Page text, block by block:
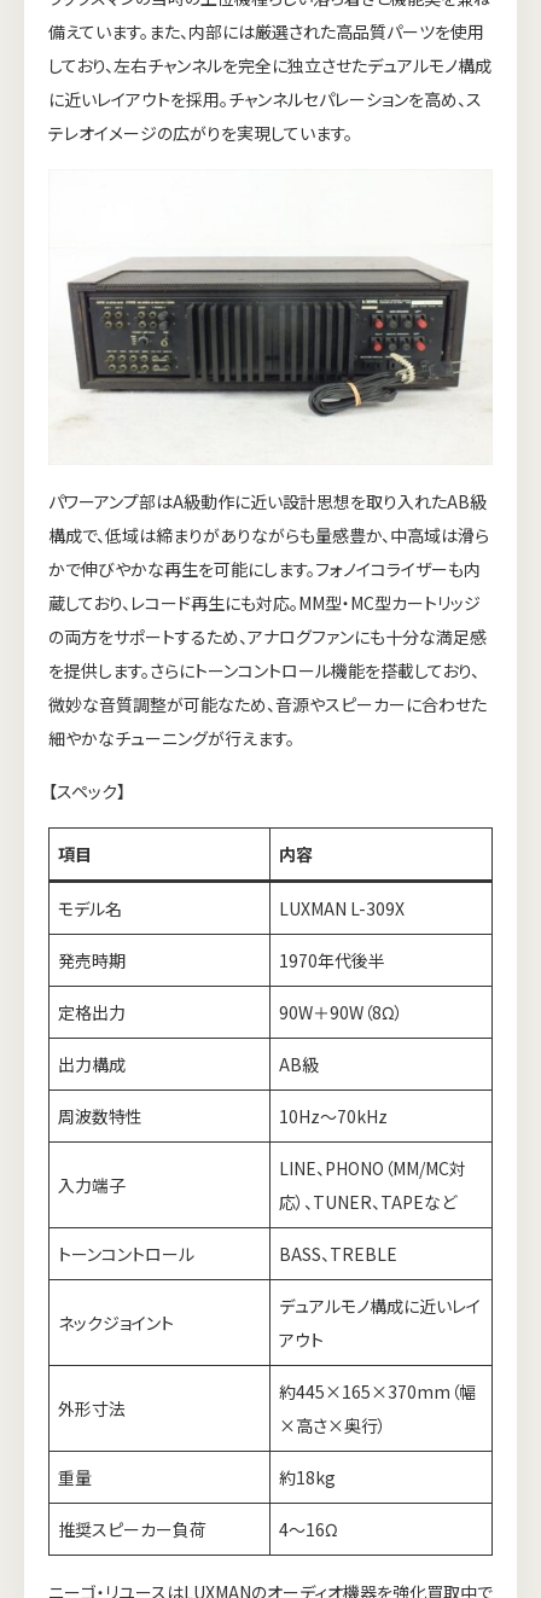
備えています。また、内部には厳選された高品質パーツを使用
しており、左右チャンネルを完全に独立させたデュアルモノ構成
に近いレイアウトを採用。チャンネルセパレーションを高め、ス
テレオイメージの広がりを実現しています。
パワーアンプ部はA級動作に近い設計思想を取り入れたAB級
構成で、低域は締まりがありながらも量感豊か、中高域は滑ら
かで伸びやかな再生を可能にします。フォノイコライザーも内
蔵しており、レコード再生にも対応。MM型・MC型カートリッジ
の両方をサポートするため、アナログファンにも十分な満足感
を提供します。さらにトーンコントロール機能を搭載しており、
微妙な音質調整が可能なため、音源やスピーカーに合わせた
細やかなチューニングが行えます。
【スペック】
項目 内容
モデル名 LUXMAN L-309X
発売時期 1970年代後半
定格出力 90W＋90W（8Ω）
出力構成 AB級
周波数特性 10Hz～70kHz
入力端子
LINE、PHONO（MM/MC対
応）、TUNER、TAPEなど
トーンコントロール BASS、TREBLE
ネックジョイント
デュアルモノ構成に近いレイ
アウト
外形寸法
約445×165×370mm（幅
×高さ×奥行）
重量 約18kg
推奨スピーカー負荷 4～16Ω
ニーゴ・リユースはLUXMANのオーディオ機器を強化買取中で